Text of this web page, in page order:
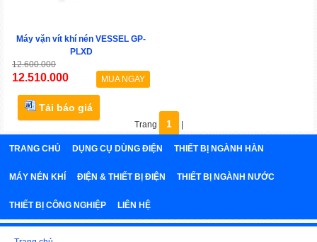
Máy vặn vít khí nén VESSEL GP-
PLXD
12.600.000
12.510.000 MUA NGAY
Tải báo giá
Trang 1
TRANG CHỦ DỤNG CỤ DÙNG ĐIỆN THIẾT BỊ NGÀNH HÀN
MÁY NÉN KHÍ ĐIỆN & THIẾT BỊ ĐIỆN THIẾT BỊ NGÀNH NƯỚC
THIẾT BỊ CÔNG NGHIỆP LIÊN HỆ